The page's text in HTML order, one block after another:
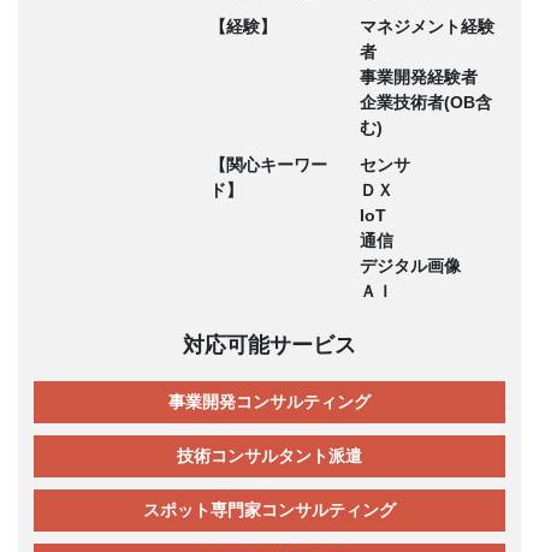
【経験】
マネジメント経験
者
事業開発経験者
企業技術者(OB含
む)
【関心キーワー
ド】
センサ
ＤＸ
IoT
通信
デジタル画像
ＡＩ
対応可能サービス
事業開発コンサルティング
技術コンサルタント派遣
スポット専門家コンサルティング